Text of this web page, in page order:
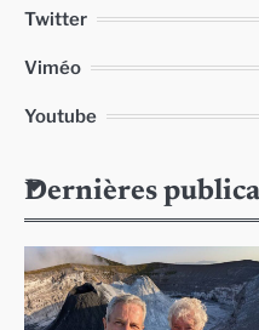
Twitter
Viméo
Youtube
Dernières